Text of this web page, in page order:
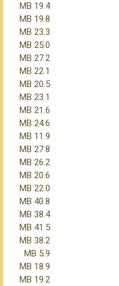
19.4 MB
19.8 MB
23.3 MB
25.0 MB
27.2 MB
22.1 MB
20.5 MB
23.1 MB
21.6 MB
24.6 MB
11.9 MB
27.8 MB
26.2 MB
20.6 MB
22.0 MB
40.8 MB
38.4 MB
41.5 MB
38.2 MB
5.9 MB
18.9 MB
19.2 MB